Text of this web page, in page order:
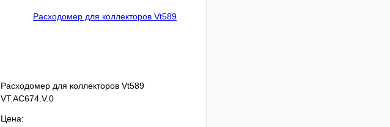
Расходомер для коллекторов Vt589
VT.AC674.V.0
Цена: